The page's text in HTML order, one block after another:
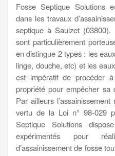
Fosse Septique Solutions
dans les travaux
septique à Saulzet
sont particulièrement
en distingue 2 types : les
linge, douche, etc) et les
est impératif de procéder
propriété pour empêcher sa
Par ailleurs
vertu de la Loi n° 98-029
Septique Solutions dispose
expérimentés pour
d’assainissement de fosse